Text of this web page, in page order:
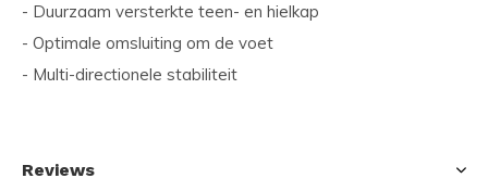
- Duurzaam versterkte teen- en hielkap
- Optimale omsluiting om de voet
- Multi-directionele stabiliteit
Reviews